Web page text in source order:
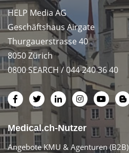
HELP Media AG
Geschäftshaus Airgate
Thurgauerstrasse 40
8050 Zürich
0800 SEARCH / 044 240 36 40
Medical.ch-Nutzer
Angebote KMU & Agenturen (B2B)